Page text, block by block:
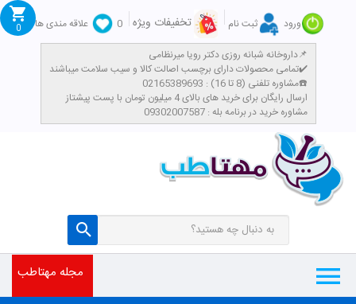
ورود ثبت نام تخفیفات ویژه 0
علاقه مندی ها
داروخانه شبانه روزی دکتر رویا میرنظامی📌
تمامی محصولات دارای برچسب اصالت کالا و سیب سلامت میباشند✔️
مشاوره تلفنی (8 تا 16) : 02165389693☎️
​ارسال رایگان برای خرید های بالای 4 میلیون تومان با پست پیشتاز
مشاوره خرید در برنامه بله : 09302007587
0
مجله مهتاطب